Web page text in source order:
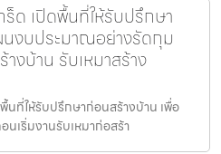
ร็ด เปิดพื้นที่ให้รับปรึกษา
นงบประมาณอย่างรัดกุม
งบ้าน รับเหมาสร้าง
นที่ให้รับปรึกษาก่อนสร้างบ้าน เพื่อ
เริ่มงานรับเหมาก่อสร้า